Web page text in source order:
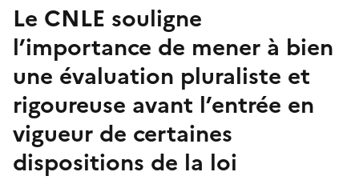
Le CNLE souligne
l’importance de mener à bien
une évaluation pluraliste et
rigoureuse avant l’entrée en
vigueur de certaines
dispositions de la loi